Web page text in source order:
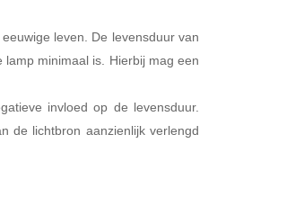
leven. De levensduur van
minimaal is. Hierbij mag een
invloed op de levensduur.
de lichtbron aanzienlijk verlengd